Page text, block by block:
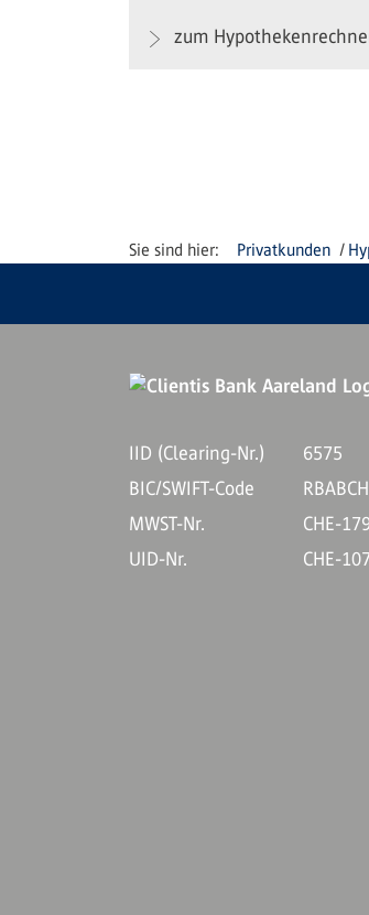
zum
Privatkunden
IID (Clearing-Nr.)
6575
BIC/SWIFT-Code
MWST-Nr.
CHE-
UID-Nr.
CHE-